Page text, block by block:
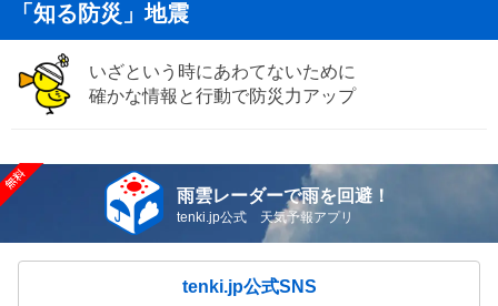
「知る防災」地震
いざという時にあわてないために
確かな情報と行動で防災力アップ
雨雲レーダーで雨を回避！
tenki.jp公式 天気予報アプリ
tenki.jp公式SNS